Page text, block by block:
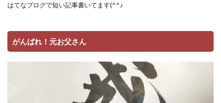
はてなブログで短い記事書いてます(^^♪
がんばれ！元お父さん